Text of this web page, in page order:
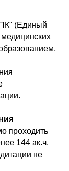
(Единый
проходить
144 ак.ч.
не